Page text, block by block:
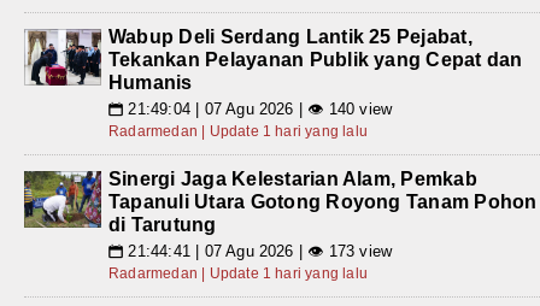
Wabup Deli Serdang Lantik 25 Pejabat,
Tekankan Pelayanan Publik yang Cepat dan
Humanis
📅 21:49:04 | 07 Agu 2026 | 👁 140 view
Radarmedan | Update 1 hari yang lalu
Sinergi Jaga Kelestarian Alam, Pemkab
Tapanuli Utara Gotong Royong Tanam Pohon
di Tarutung
📅 21:44:41 | 07 Agu 2026 | 👁 173 view
Radarmedan | Update 1 hari yang lalu